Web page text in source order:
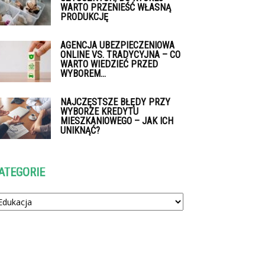
WARTO PRZENIEŚĆ WŁASNĄ
PRODUKCJĘ
AGENCJA UBEZPIECZENIOWA
ONLINE VS. TRADYCYJNA – CO
WARTO WIEDZIEĆ PRZED
WYBOREM...
NAJCZĘSTSZE BŁĘDY PRZY
WYBORZE KREDYTU
MIESZKANIOWEGO – JAK ICH
UNIKNĄĆ?